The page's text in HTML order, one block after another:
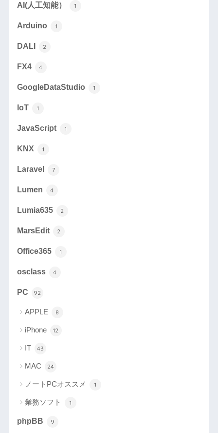
AI(人工知能） 1
Arduino 1
DALI 2
FX4 4
GoogleDataStudio 1
IoT 1
JavaScript 1
KNX 1
Laravel 7
Lumen 4
Lumia635 2
MarsEdit 2
Office365 1
osclass 4
PC 92
APPLE 8
iPhone 12
IT 43
MAC 24
ノートPCオススメ 1
業務ソフト 1
phpBB 9